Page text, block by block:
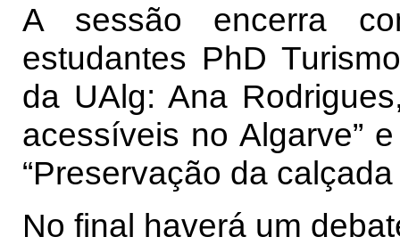
A sessão encerra
estudantes PhD
da UAlg: Ana
acessíveis no Algarve”
“Preservação da
No final haverá um